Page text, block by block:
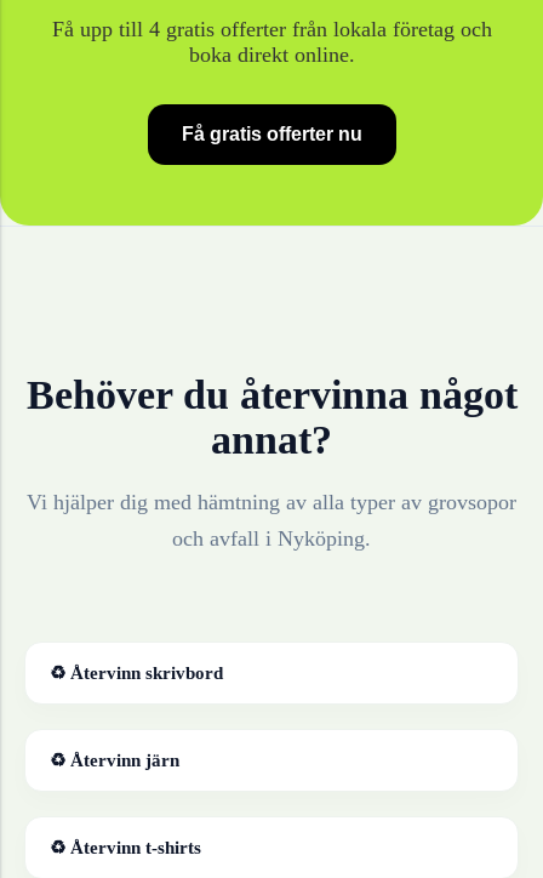
Få upp till 4 gratis offerter från lokala företag och
boka direkt online.
Få gratis offerter nu
Behöver du återvinna något
annat?
Vi hjälper dig med hämtning av alla typer av grovsopor
och avfall i Nyköping.
♻ Återvinn skrivbord
♻ Återvinn järn
♻ Återvinn t-shirts